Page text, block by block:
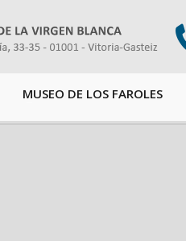
MUSEO DE LOS FAROLES